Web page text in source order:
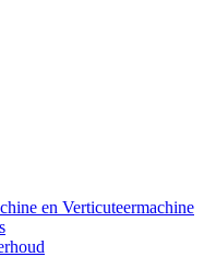
en Verticuteermachine